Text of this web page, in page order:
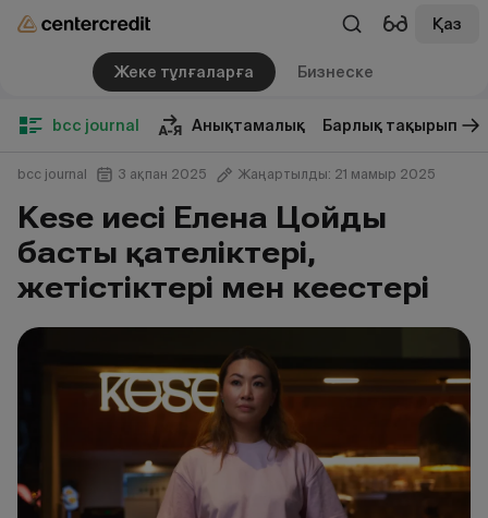
Қаз
Жеке тұлғаларға Бизнеске
bcc journal Анықтамалық Барлық тақырып
bcc journal 3 ақпан 2025 Жаңартылды: 21 мамыр 2025
Kese иесі Елена Цойдың
басты қателіктері,
жетістіктері мен кеңестері